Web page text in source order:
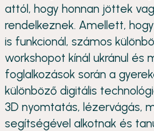
attól, hogy honnan jöttek
rendelkeznek. Amellett,
is funkcionál, számos
workshopot kínál ukránul és
foglalkozások során a
különböző digitális
3D nyomtatás, lézervágás,
segítségével alkotnak és